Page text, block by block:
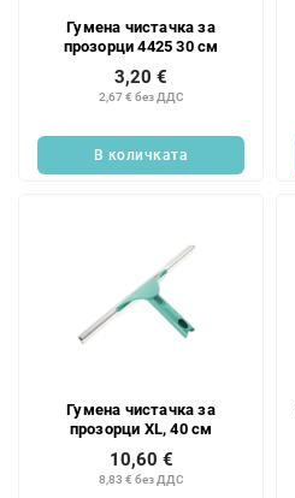
Гумена чистачка за
прозорци 4425 30 см
2,67 € без ДДС
3,20 €
В количката
Гумена чистачка за
прозорци XL, 40 см
8,83 € без ДДС
10,60 €